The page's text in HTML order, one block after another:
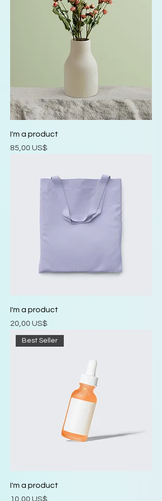
I'm a product
Precio
85,00 US$
I'm a product
Precio
20,00 US$
Best Seller
I'm a product
Precio
10,00 US$